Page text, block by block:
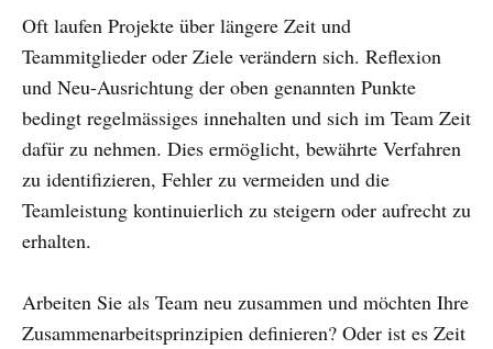
Oft laufen Projekte über längere Zeit und
Teammitglieder oder Ziele verändern sich. Reflexion
und Neu-Ausrichtung der oben genannten Punkte
bedingt regelmässiges innehalten und sich im Team Zeit
dafür zu nehmen. Dies ermöglicht, bewährte Verfahren
zu identifizieren, Fehler zu vermeiden und die
Teamleistung kontinuierlich zu steigern oder aufrecht zu
erhalten.
Arbeiten Sie als Team neu zusammen und möchten Ihre
Zusammenarbeitsprinzipien definieren? Oder ist es Zeit